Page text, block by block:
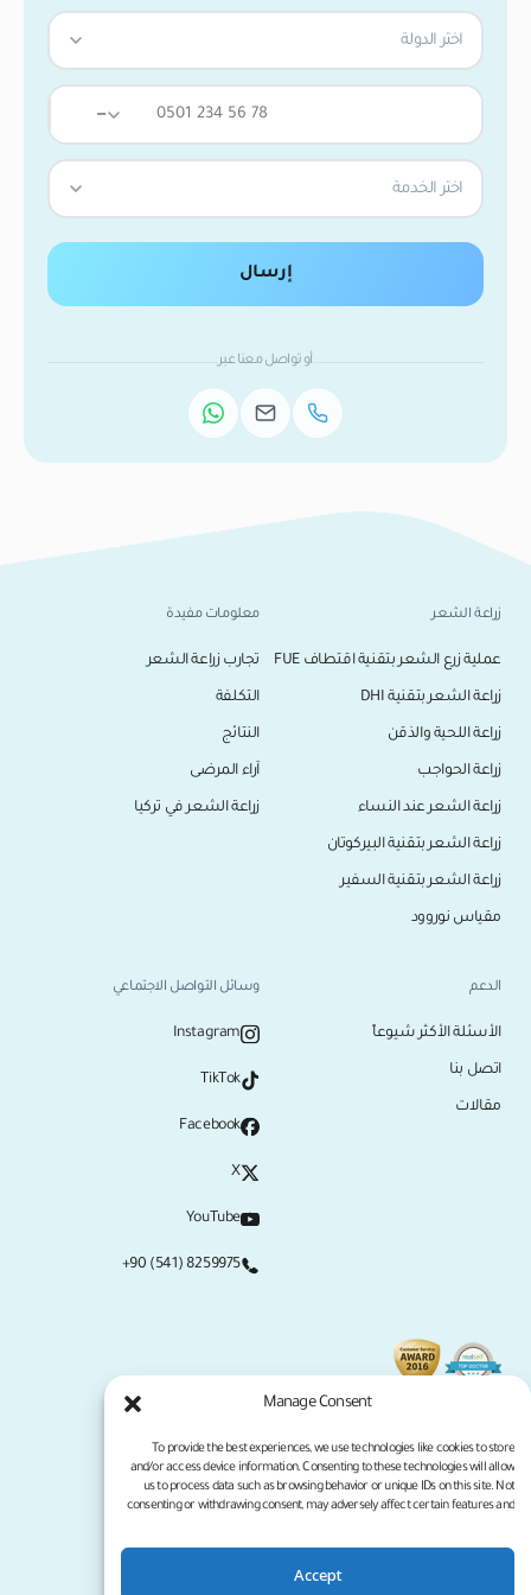
Manage Consent
To provide the best experiences, we use technologies like cookies to store
and/or access device information. Consenting to these technologies will allow
us to process data such as browsing behavior or unique IDs on this site. Not
consenting or withdrawing consent, may adversely affect certain features and
Accept
اختر الدولة
—
اختر الخدمة
إرسال
أو تواصل معنا عبر
زراعة الشعر
عملية زرع الشعر بتقنية اقتطاف FUE
زراعة الشعر بتقنية DHI
زراعة اللحية والذقن
زراعة الحواجب
زراعة الشعر عند النساء
زراعة الشعر بتقنية البيركوتان
زراعة الشعر بتقنية السفير
مقياس نوروود
معلومات مفيدة
تجارب زراعة الشعر
التكلفة
النتائج
آراء المرضى
زراعة الشعر في تركيا
الدعم
الأسئلة الأكثر شيوعاً
اتصل بنا
مقالات
وسائل التواصل الاجتماعي
Instagram
TikTok
Facebook
X
YouTube
+90 (541) 8259975
سياسة الخصوصية